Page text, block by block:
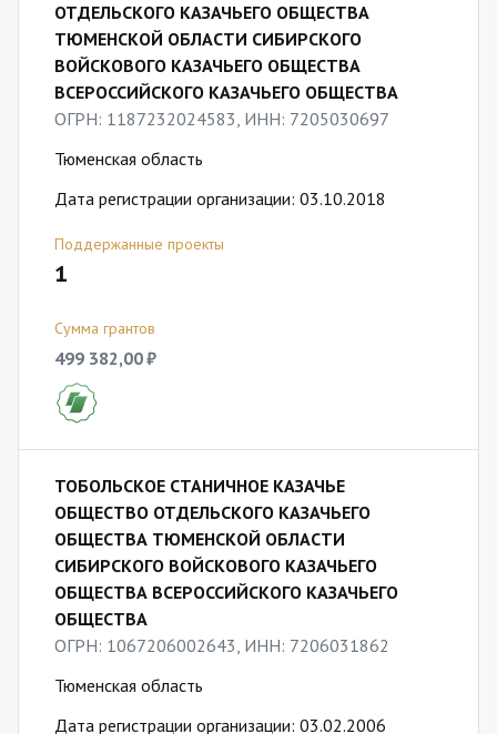
ОТДЕЛЬСКОГО КАЗАЧЬЕГО ОБЩЕСТВА
ТЮМЕНСКОЙ ОБЛАСТИ СИБИРСКОГО
ВОЙСКОВОГО КАЗАЧЬЕГО ОБЩЕСТВА
ВСЕРОССИЙСКОГО КАЗАЧЬЕГО ОБЩЕСТВА
ОГРН: 1187232024583, ИНН: 7205030697
Тюменская область
Дата регистрации организации: 03.10.2018
Поддержанные проекты
1
Сумма грантов
499 382,00 ₽
ТОБОЛЬСКОЕ СТАНИЧНОЕ КАЗАЧЬЕ
ОБЩЕСТВО ОТДЕЛЬСКОГО КАЗАЧЬЕГО
ОБЩЕСТВА ТЮМЕНСКОЙ ОБЛАСТИ
СИБИРСКОГО ВОЙСКОВОГО КАЗАЧЬЕГО
ОБЩЕСТВА ВСЕРОССИЙСКОГО КАЗАЧЬЕГО
ОБЩЕСТВА
ОГРН: 1067206002643, ИНН: 7206031862
Тюменская область
Дата регистрации организации: 03.02.2006